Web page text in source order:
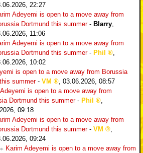
22:27
Adeyemi is open to a move away from
Dortmund this summer- Blarry,
11:06
Adeyemi is open to a move away from
Dortmund this summer- Phil
,
10:02
is open to a move away from Borussia
summer- VM , 03.06.2026, 08:57
is open to a move away from
Dortmund this summer- Phil
,
09:18
Adeyemi is open to a move away from
Dortmund this summer- VM
,
09:24
Karim Adeyemi is open to a move away from